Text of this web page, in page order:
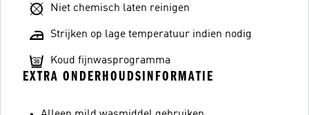
Niet chemisch laten reinigen
Strijken op lage temperatuur indien nodig
Koud fijnwasprogramma
EXTRA ONDERHOUDSINFORMATIE